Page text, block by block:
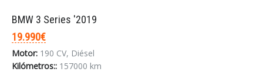
BMW 3 Series '2019
19.990€
Motor: 190 CV, Diésel
Kilómetros:: 157000 km